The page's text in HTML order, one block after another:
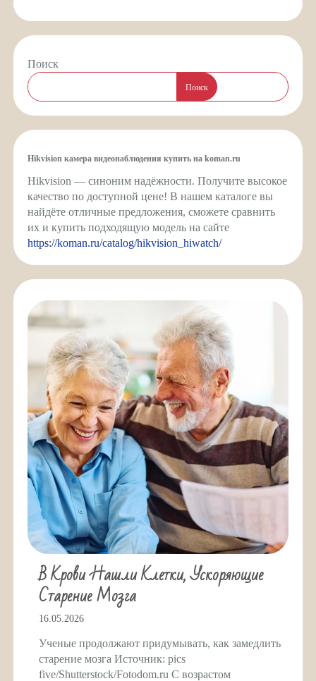
Поиск
Поиск
Hikvision камера видеонаблюдения купить на koman.ru
Hikvision — синоним надёжности. Получите высокое
качество по доступной цене! В нашем каталоге вы
найдёте отличные предложения, сможете сравнить
их и купить подходящую модель на сайте
https://koman.ru/catalog/hikvision_hiwatch/
В Крови Нашли Клетки, Ускоряющие
Старение Мозга
16.05.2026
Ученые продолжают придумывать, как замедлить
старение мозга Источник: pics
five/Shutterstock/Fotodom.ru С возрастом